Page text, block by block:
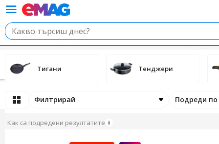
Тигани Тенджери
Филтрирай Подреди по
Как са подредени резултатите